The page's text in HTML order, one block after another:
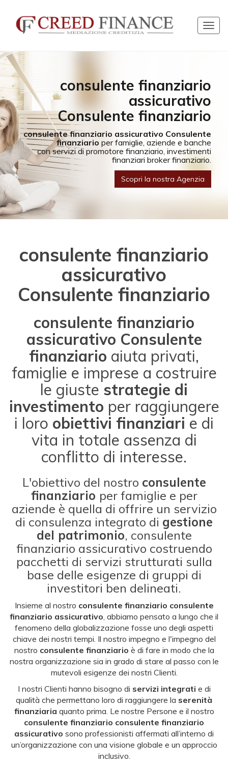
Collassa/Espandi
consulente finanziario
assicurativo
Consulente finanziario
consulente finanziario assicurativo Consulente
finanziarioper famiglie, aziende e banche
con servizi di promotore finanziario, investimenti
finanziari broker finanziario.
Scopri la nostra Agenzia
consulente finanziario
assicurativo
Consulente finanziario
consulente finanziario
assicurativo Consulente
finanziario aiuta privati,
famiglie e imprese a costruire
le giuste strategie di
investimento per raggiungere
i loro obiettivi finanziari e di
vita in totale assenza di
conflitto di interesse.
L'obiettivo del nostro consulente
finanziario per famiglie e per
aziende è quella di offrire un servizio
di consulenza integrato di gestione
del patrimonio, consulente
finanziario assicurativo costruendo
pacchetti di servizi strutturati sulla
base delle esigenze di gruppi di
investitori ben delineati.
Insieme al nostro consulente finanziario consulente
finanziario assicurativo, abbiamo pensato a lungo che il
fenomeno della globalizzazione fosse uno degli aspetti
chiave dei nostri tempi. Il nostro impegno e l'impegno del
nostro consulente finanziario è di fare in modo che la
nostra organizzazione sia in grado di stare al passo con le
mutevoli esigenze dei nostri Clienti.
I nostri Clienti hanno bisogno di servizi integrati e di
qualità che permettano loro di raggiungere la serenità
finanziaria quanto prima. Le nostre Persone e il nostro
consulente finanziario consulente finanziario
assicurativo sono professionisti affermati all’interno di
un’organizzazione con una visione globale e un approccio
inclusivo.